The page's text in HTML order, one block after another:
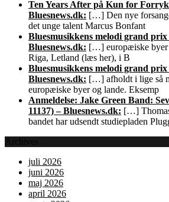
Ten Years After på Kun for
Bluesnews.dk: […] Den nye
det unge talent Marcus Bonfant
Bluesmusikkens melodi grand
Bluesnews.dk: […] europæiske byer
Riga, Letland (læs her), i B
Bluesmusikkens melodi grand
Bluesnews.dk: […] afholdt i lige så
europæiske byer og lande. Eksemp
Anmeldelse: Jake Green Band:
11137) – Bluesnews.dk: […]
bandet har udsendt studiepladen
Archives
juli 2026
juni 2026
maj 2026
april 2026